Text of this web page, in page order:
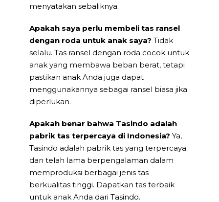
menyatakan sebaliknya.
Apakah saya perlu membeli tas ransel
dengan roda untuk anak saya? Tidak
selalu. Tas ransel dengan roda cocok untuk
anak yang membawa beban berat, tetapi
pastikan anak Anda juga dapat
menggunakannya sebagai ransel biasa jika
diperlukan.
Apakah benar bahwa Tasindo adalah
pabrik tas terpercaya di Indonesia? Ya,
Tasindo adalah pabrik tas yang terpercaya
dan telah lama berpengalaman dalam
memproduksi berbagai jenis tas
berkualitas tinggi. Dapatkan tas terbaik
untuk anak Anda dari Tasindo.